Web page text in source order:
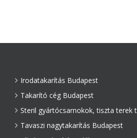
Irodatakarítás Budapest
Takarító cég Budapest
Steril gyártócsarnokok, tiszta terek
Tavaszi nagytakarítás Budapest